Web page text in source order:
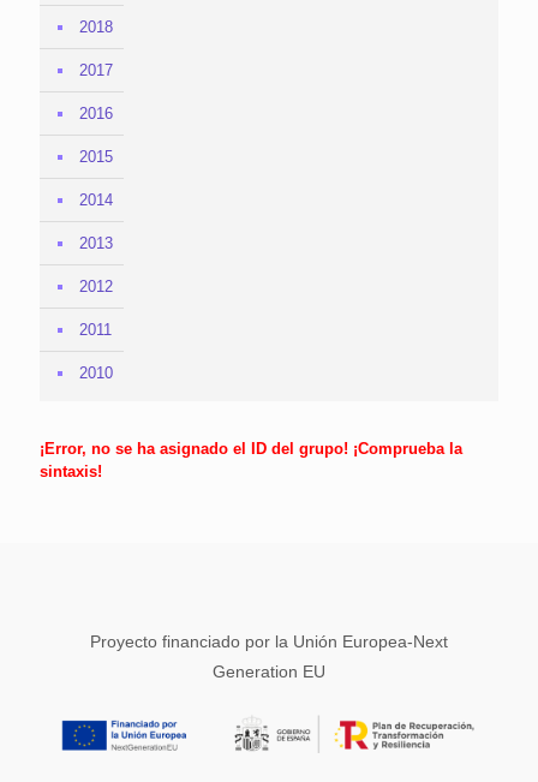
2018
2017
2016
2015
2014
2013
2012
2011
2010
¡Error, no se ha asignado el ID del grupo! ¡Comprueba la
sintaxis!
Proyecto financiado por la Unión Europea-Next
Generation EU